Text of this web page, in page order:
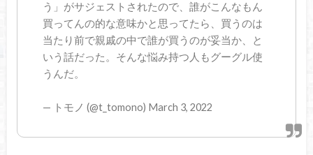
う」がサジェストされたので、誰がこんなもん
買ってんの的な意味かと思ってたら、買うのは
当たり前で親戚の中で誰が買うのが妥当か、と
いう話だった。そんな悩み持つ人もグーグル使
うんだ。
— トモノ (@t_tomono) March 3, 2022